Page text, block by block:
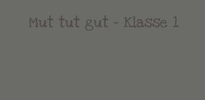
Mut tut gut - Klasse 1